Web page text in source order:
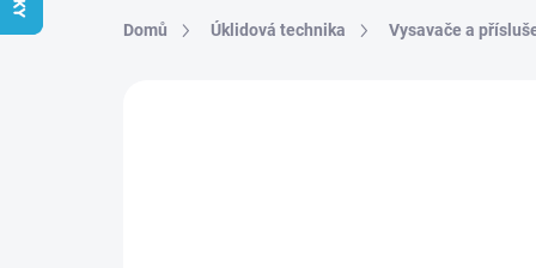
Domů Úklidová technika Vysavače a